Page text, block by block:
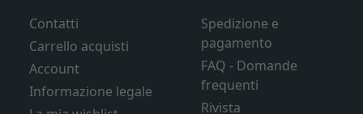
Contatti
Carrello acquisti
Account
Informazione legale
Spedizione e
pagamento
FAQ - Domande
frequenti
Rivista